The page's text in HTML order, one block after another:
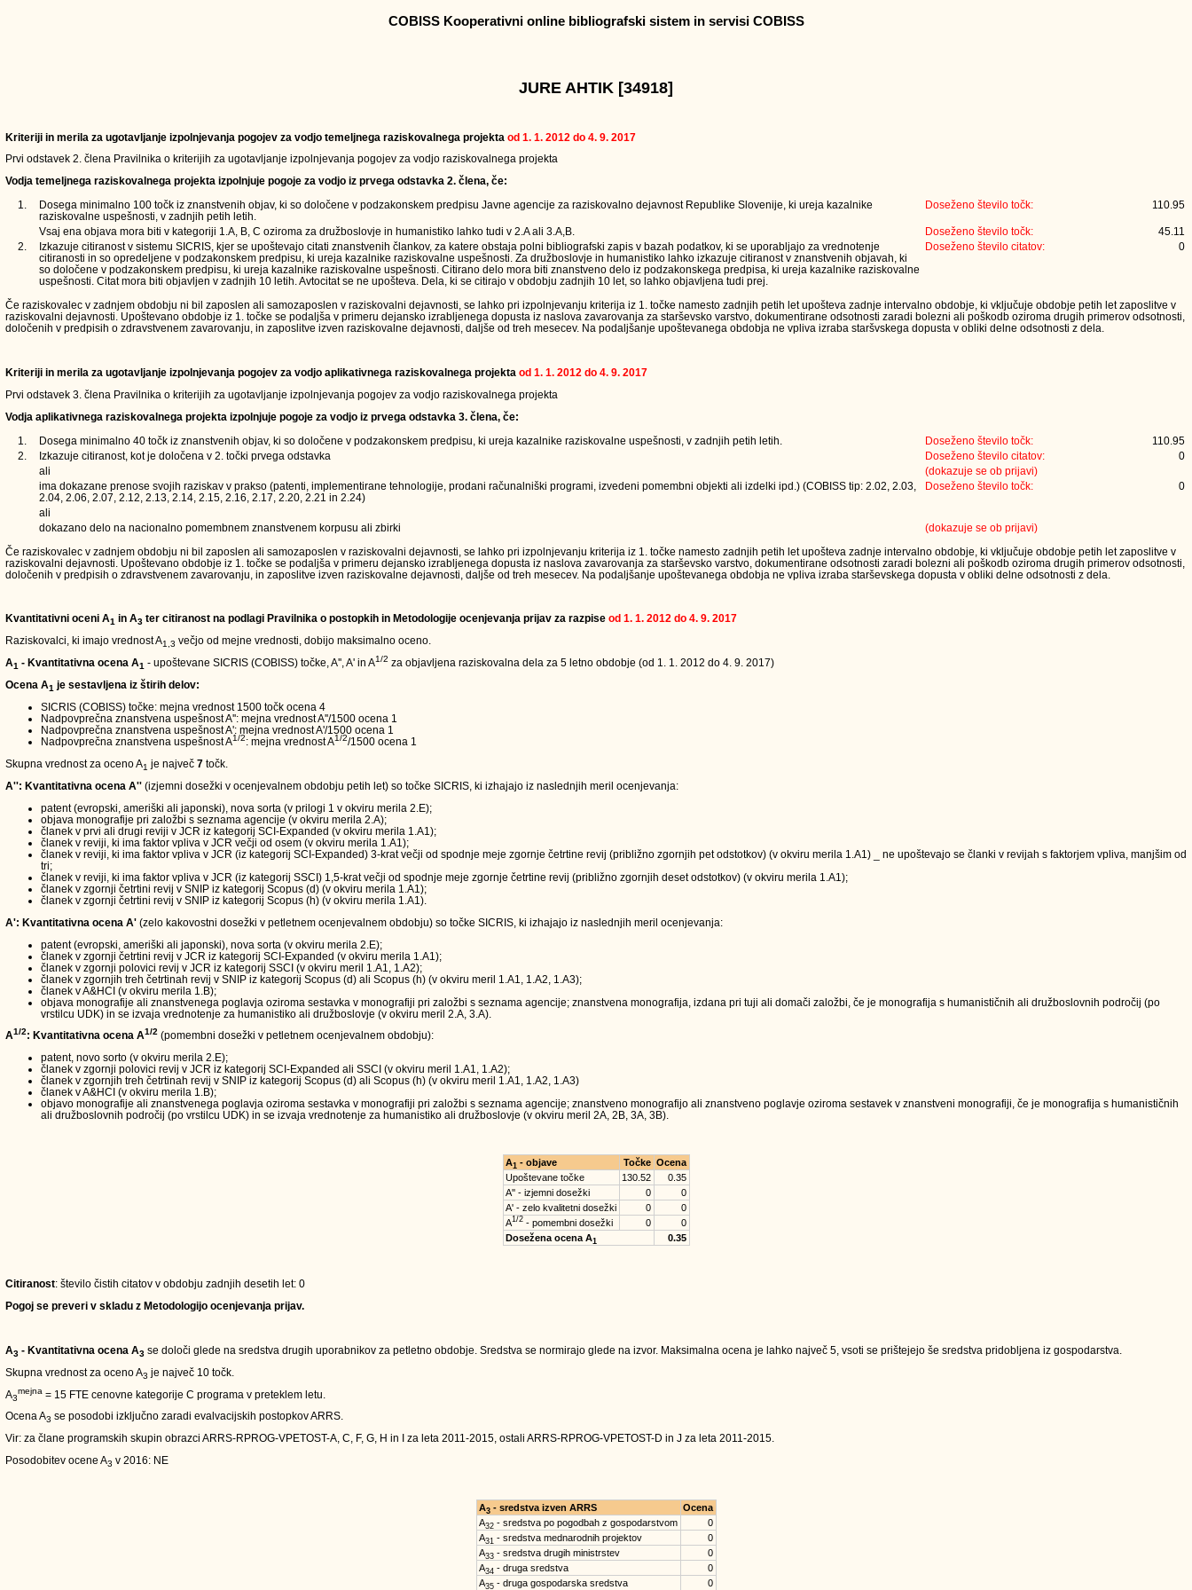
COBISS Kooperativni online bibliografski sistem in servisi COBISS
JURE AHTIK [34918]
Kriteriji in merila za ugotavljanje izpolnjevanja pogojev za vodjo temeljnega raziskovalnega projekta od 1. 1. 2012 do 4. 9. 2017
Prvi odstavek 2. člena Pravilnika o kriterijih za ugotavljanje izpolnjevanja pogojev za vodjo raziskovalnega projekta
Vodja temeljnega raziskovalnega projekta izpolnjuje pogoje za vodjo iz prvega odstavka 2. člena, če:
1.
Dosega minimalno 100 točk iz znanstvenih objav, ki so določene v podzakonskem predpisu Javne agencije za raziskovalno dejavnost Republike Slovenije, ki ureja kazalnike
raziskovalne uspešnosti, v zadnjih petih letih.
Doseženo število točk: 110.95
Vsaj ena objava mora biti v kategoriji 1.A, B, C oziroma za družboslovje in humanistiko lahko tudi v 2.A ali 3.A,B. Doseženo število točk:
45.11
2.
Izkazuje citiranost v sistemu SICRIS, kjer se upoštevajo citati znanstvenih člankov, za katere obstaja polni bibliografski zapis v bazah podatkov, ki se uporabljajo za vrednotenje
citiranosti in so opredeljene v podzakonskem predpisu, ki ureja kazalnike raziskovalne uspešnosti. Za družboslovje in humanistiko lahko izkazuje citiranost v znanstvenih objavah, ki
so določene v podzakonskem predpisu, ki ureja kazalnike raziskovalne uspešnosti. Citirano delo mora biti znanstveno delo iz podzakonskega predpisa, ki ureja kazalnike raziskovalne
uspešnosti. Citat mora biti objavljen v zadnjih 10 letih. Avtocitat se ne upošteva. Dela, ki se citirajo v obdobju zadnjih 10 let, so lahko objavljena tudi prej.
Doseženo število citatov: 0
Če raziskovalec v zadnjem obdobju ni bil zaposlen ali samozaposlen v raziskovalni dejavnosti, se lahko pri izpolnjevanju kriterija iz 1. točke namesto zadnjih petih let upošteva zadnje intervalno obdobje, ki vključuje obdobje petih let zaposlitve v
raziskovalni dejavnosti. Upoštevano obdobje iz 1. točke se podaljša v primeru dejansko izrabljenega dopusta iz naslova zavarovanja za starševsko varstvo, dokumentirane odsotnosti zaradi bolezni ali poškodb oziroma drugih primerov odsotnosti,
določenih v predpisih o zdravstvenem zavarovanju, in zaposlitve izven raziskovalne dejavnosti, daljše od treh mesecev. Na podaljšanje upoštevanega obdobja ne vpliva izraba staršvskega dopusta v obliki delne odsotnosti z dela.
Kriteriji in merila za ugotavljanje izpolnjevanja pogojev za vodjo aplikativnega raziskovalnega projekta od 1. 1. 2012 do 4. 9. 2017
Prvi odstavek 3. člena Pravilnika o kriterijih za ugotavljanje izpolnjevanja pogojev za vodjo raziskovalnega projekta
Vodja aplikativnega raziskovalnega projekta izpolnjuje pogoje za vodjo iz prvega odstavka 3. člena, če:
1.
Dosega minimalno 40 točk iz znanstvenih objav, ki so določene v podzakonskem predpisu, ki ureja kazalnike raziskovalne uspešnosti, v zadnjih petih letih. Doseženo število točk:
110.95
2.
Izkazuje citiranost, kot je določena v 2. točki prvega odstavka Doseženo število citatov:
0
ali
(dokazuje se ob prijavi)
ima dokazane prenose svojih raziskav v prakso (patenti, implementirane tehnologije, prodani računalniški programi, izvedeni pomembni objekti ali izdelki ipd.) (COBISS tip: 2.02, 2.03,
2.04, 2.06, 2.07, 2.12, 2.13, 2.14, 2.15, 2.16, 2.17, 2.20, 2.21 in 2.24)
Doseženo število točk: 0
ali
dokazano delo na nacionalno pomembnem znanstvenem korpusu ali zbirki
(dokazuje se ob prijavi)
Če raziskovalec v zadnjem obdobju ni bil zaposlen ali samozaposlen v raziskovalni dejavnosti, se lahko pri izpolnjevanju kriterija iz 1. točke namesto zadnjih petih let upošteva zadnje intervalno obdobje, ki vključuje obdobje petih let zaposlitve v
raziskovalni dejavnosti. Upoštevano obdobje iz 1. točke se podaljša v primeru dejansko izrabljenega dopusta iz naslova zavarovanja za starševsko varstvo, dokumentirane odsotnosti zaradi bolezni ali poškodb oziroma drugih primerov odsotnosti,
določenih v predpisih o zdravstvenem zavarovanju, in zaposlitve izven raziskovalne dejavnosti, daljše od treh mesecev. Na podaljšanje upoštevanega obdobja ne vpliva izraba starševskega dopusta v obliki delne odsotnosti z dela.
Kvantitativni oceni A1 in A3 ter citiranost na podlagi Pravilnika o postopkih in Metodologije ocenjevanja prijav za razpise od 1. 1. 2012 do 4. 9. 2017
Raziskovalci, ki imajo vrednost A1,3 večjo od mejne vrednosti, dobijo maksimalno oceno.
A1 - Kvantitativna ocena A1 - upoštevane SICRIS (COBISS) točke, A'', A' in A1/2 za objavljena raziskovalna dela za 5 letno obdobje (od 1. 1. 2012 do 4. 9. 2017)
Ocena A1 je sestavljena iz štirih delov:
SICRIS (COBISS) točke: mejna vrednost 1500 točk ocena 4
Nadpovprečna znanstvena uspešnost A'': mejna vrednost A''/1500 ocena 1
Nadpovprečna znanstvena uspešnost A': mejna vrednost A'/1500 ocena 1
Nadpovprečna znanstvena uspešnost A1/2: mejna vrednost A1/2/1500 ocena 1
Skupna vrednost za oceno A1 je največ 7 točk.
A'': Kvantitativna ocena A'' (izjemni dosežki v ocenjevalnem obdobju petih let) so točke SICRIS, ki izhajajo iz naslednjih meril ocenjevanja:
patent (evropski, ameriški ali japonski), nova sorta (v prilogi 1 v okviru merila 2.E);
objava monografije pri založbi s seznama agencije (v okviru merila 2.A);
članek v prvi ali drugi reviji v JCR iz kategorij SCI-Expanded (v okviru merila 1.A1);
članek v reviji, ki ima faktor vpliva v JCR večji od osem (v okviru merila 1.A1);
članek v reviji, ki ima faktor vpliva v JCR (iz kategorij SCI-Expanded) 3-krat večji od spodnje meje zgornje četrtine revij (približno zgornjih pet odstotkov) (v okviru merila 1.A1) _ ne upoštevajo se članki v revijah s faktorjem vpliva, manjšim od
tri;
članek v reviji, ki ima faktor vpliva v JCR (iz kategorij SSCI) 1,5-krat večji od spodnje meje zgornje četrtine revij (približno zgornjih deset odstotkov) (v okviru merila 1.A1);
članek v zgornji četrtini revij v SNIP iz kategorij Scopus (d) (v okviru merila 1.A1);
članek v zgornji četrtini revij v SNIP iz kategorij Scopus (h) (v okviru merila 1.A1).
A': Kvantitativna ocena A' (zelo kakovostni dosežki v petletnem ocenjevalnem obdobju) so točke SICRIS, ki izhajajo iz naslednjih meril ocenjevanja:
patent (evropski, ameriški ali japonski), nova sorta (v okviru merila 2.E);
članek v zgornji četrtini revij v JCR iz kategorij SCI-Expanded (v okviru merila 1.A1);
članek v zgornji polovici revij v JCR iz kategorij SSCI (v okviru meril 1.A1, 1.A2);
članek v zgornjih treh četrtinah revij v SNIP iz kategorij Scopus (d) ali Scopus (h) (v okviru meril 1.A1, 1.A2, 1.A3);
članek v A&HCI (v okviru merila 1.B);
objava monografije ali znanstvenega poglavja oziroma sestavka v monografiji pri založbi s seznama agencije; znanstvena monografija, izdana pri tuji ali domači založbi, če je monografija s humanističnih ali družboslovnih področij (po
vrstilcu UDK) in se izvaja vrednotenje za humanistiko ali družboslovje (v okviru meril 2.A, 3.A).
A1/2: Kvantitativna ocena A1/2 (pomembni dosežki v petletnem ocenjevalnem obdobju):
patent, novo sorto (v okviru merila 2.E);
članek v zgornji polovici revij v JCR iz kategorij SCI-Expanded ali SSCI (v okviru meril 1.A1, 1.A2);
članek v zgornjih treh četrtinah revij v SNIP iz kategorij Scopus (d) ali Scopus (h) (v okviru meril 1.A1, 1.A2, 1.A3)
članek v A&HCI (v okviru merila 1.B);
objavo monografije ali znanstvenega poglavja oziroma sestavka v monografiji pri založbi s seznama agencije; znanstveno monografijo ali znanstveno poglavje oziroma sestavek v znanstveni monografiji, če je monografija s humanističnih
ali družboslovnih področij (po vrstilcu UDK) in se izvaja vrednotenje za humanistiko ali družboslovje (v okviru meril 2A, 2B, 3A, 3B).
A1 - objave Točke Ocena
Upoštevane točke
130.52
0.35
A'' - izjemni dosežki
0
0
A' - zelo kvalitetni dosežki
0
0
A1/2- pomembni dosežki 0
0
Dosežena ocena A1 0.35
Citiranost: število čistih citatov v obdobju zadnjih desetih let: 0
Pogoj se preveri v skladu z Metodologijo ocenjevanja prijav.
A3 - Kvantitativna ocena A3 se določi glede na sredstva drugih uporabnikov za petletno obdobje. Sredstva se normirajo glede na izvor. Maksimalna ocena je lahko največ 5, vsoti se prištejejo še sredstva pridobljena iz gospodarstva.
Skupna vrednost za oceno A3 je največ 10 točk.
A3
mejna = 15 FTE cenovne kategorije C programa v preteklem letu.
Ocena A3 se posodobi izključno zaradi evalvacijskih postopkov ARRS.
Vir: za člane programskih skupin obrazci ARRS-RPROG-VPETOST-A, C, F, G, H in I za leta 2011-2015, ostali ARRS-RPROG-VPETOST-D in J za leta 2011-2015.
Posodobitev ocene A3 v 2016: NE
A3- sredstva izven ARRS
Ocena
A32- sredstva po pogodbah z gospodarstvom
0
A31 - sredstva mednarodnih projektov
0
A33- sredstva drugih ministrstev
0
A34 - druga sredstva
0
A35- druga gospodarska sredstva 0